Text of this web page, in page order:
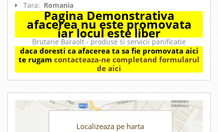
Tara: Romania
Pagina Demonstrativa
afacerea nu este promovata
iar locul este liber
Brutarie Baraolt - produse si servicii panificatie
daca doresti ca afacerea ta sa fie promovata aici
te rugam contacteaza-ne completand formularul
de aici
Localizeaza pe harta